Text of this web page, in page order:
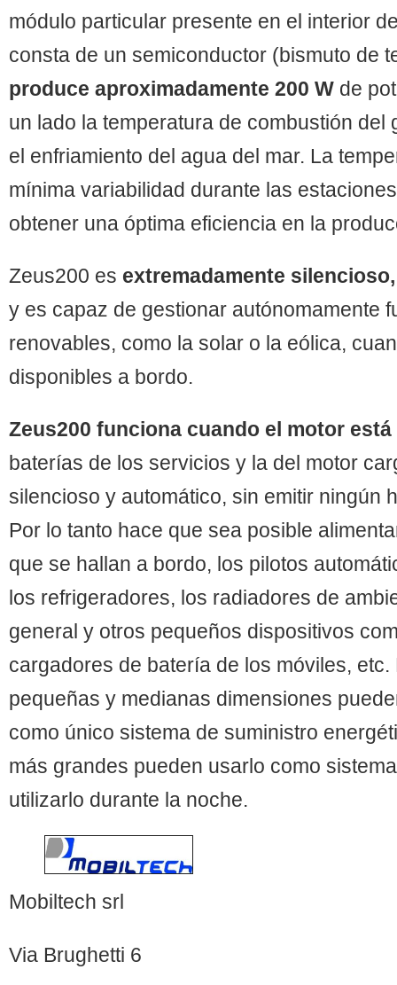
módulo particular presente en el interior
consta de un semiconductor (bismuto de
produce aproximadamente 200 W de
un lado la temperatura de combustión del
el enfriamiento del agua del mar. La
mínima variabilidad durante las
obtener una óptima eficiencia en la
Zeus200 es extremadamente
y es capaz de gestionar autónomamente
renovables, como la solar o la eólica,
disponibles a bordo.
Zeus200 funciona cuando el motor está
baterías de los servicios y la del motor
silencioso y automático, sin emitir ningún
Por lo tanto hace que sea posible
que se hallan a bordo, los pilotos
los refrigeradores, los radiadores de
general y otros pequeños dispositivos
cargadores de batería de los móviles,
pequeñas y medianas dimensiones
como único sistema de suministro
más grandes pueden usarlo como
utilizarlo durante la noche.
Mobiltech srl
Via Brughetti 6